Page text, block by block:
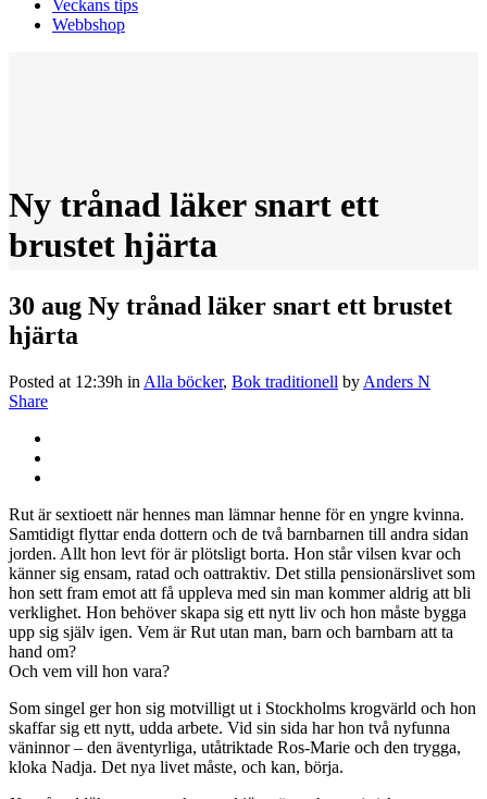
Veckans tips
Webbshop
Ny trånad läker snart ett
brustet hjärta
30 aug Ny trånad läker snart ett brustet
hjärta
Posted at 12:39h in Alla böcker, Bok traditionell by Anders N
Share
Rut är sextioett när hennes man lämnar henne för en yngre kvinna.
Samtidigt flyttar enda dottern och de två barnbarnen till andra sidan
jorden. Allt hon levt för är plötsligt borta. Hon står vilsen kvar och
känner sig ensam, ratad och oattraktiv. Det stilla pensionärslivet som
hon sett fram emot att få uppleva med sin man kommer aldrig att bli
verklighet. Hon behöver skapa sig ett nytt liv och hon måste bygga
upp sig själv igen. Vem är Rut utan man, barn och barnbarn att ta
hand om?
Och vem vill hon vara?
Som singel ger hon sig motvilligt ut i Stockholms krogvärld och hon
skaffar sig ett nytt, udda arbete. Vid sin sida har hon två nyfunna
väninnor – den äventyrliga, utåtriktade Ros-Marie och den trygga,
kloka Nadja. Det nya livet måste, och kan, börja.